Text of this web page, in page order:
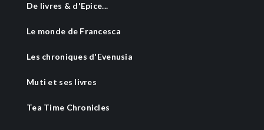
De livres & d'Epice...
Le monde de Francesca
Les chroniques d'Evenusia
Muti et ses livres
Tea Time Chronicles